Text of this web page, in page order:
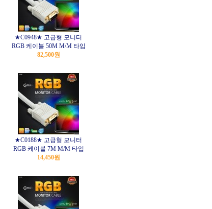
★C0948★ 고급형 모니터
RGB 케이블 50M M/M 타입
82,500원
★C0188★ 고급형 모니터
RGB 케이블 7M M/M 타입
14,450원